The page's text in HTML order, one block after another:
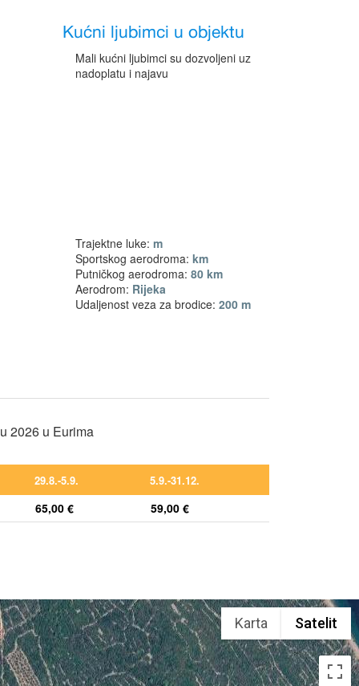
Kućni ljubimci u objektu
Mali kućni ljubimci su dozvoljeni uz
nadoplatu i najavu
Trajektne luke:m
Sportskog aerodroma:km
Putničkog aerodroma:80 km
Aerodrom: Rijeka
Udaljenost veza za brodice:200 m
2026 u Eurima
29.8.-5.9. 5.9.-31.12.
65,00 € 59,00 €
Karta Satelit